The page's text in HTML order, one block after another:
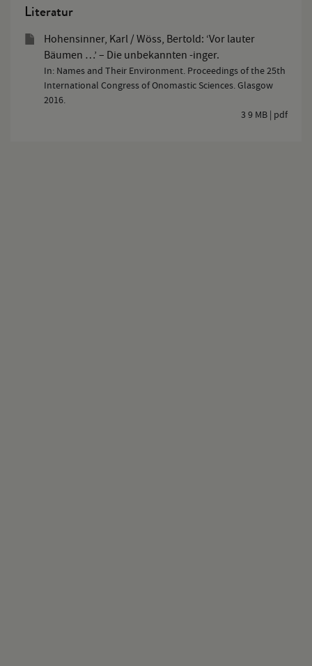
Literatur
Hohensinner, Karl / Wöss, Bertold: ‘Vor lauter
Bäumen …’ – Die unbekannten -inger.
In: Names and Their Environment. Proceedings of the 25th
International Congress of Onomastic Sciences. Glasgow
2016.
3 9 MB | pdf